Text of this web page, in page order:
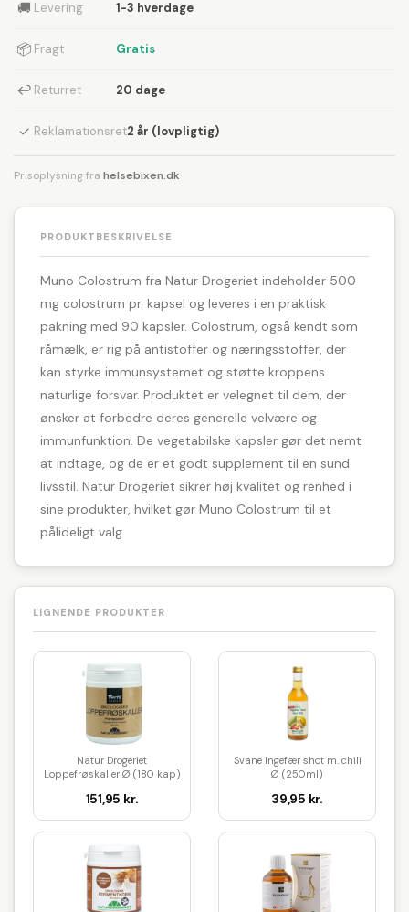
🚚 Levering 1-3 hverdage
📦 Fragt Gratis
↩ Returret 20 dage
✓ Reklamationsret2 år (lovpligtig)
Prisoplysning fra helsebixen.dk
PRODUKTBESKRIVELSE
Muno Colostrum fra Natur Drogeriet indeholder 500
mg colostrum pr. kapsel og leveres i en praktisk
pakning med 90 kapsler. Colostrum, også kendt som
råmælk, er rig på antistoffer og næringsstoffer, der
kan styrke immunsystemet og støtte kroppens
naturlige forsvar. Produktet er velegnet til dem, der
ønsker at forbedre deres generelle velvære og
immunfunktion. De vegetabilske kapsler gør det nemt
at indtage, og de er et godt supplement til en sund
livsstil. Natur Drogeriet sikrer høj kvalitet og renhed i
sine produkter, hvilket gør Muno Colostrum til et
pålideligt valg.
LIGNENDE PRODUKTER
Natur Drogeriet
Loppefrøskaller Ø (180 kap)
151,95 kr.
Svane Ingefær shot m. chili
Ø (250ml)
39,95 kr.